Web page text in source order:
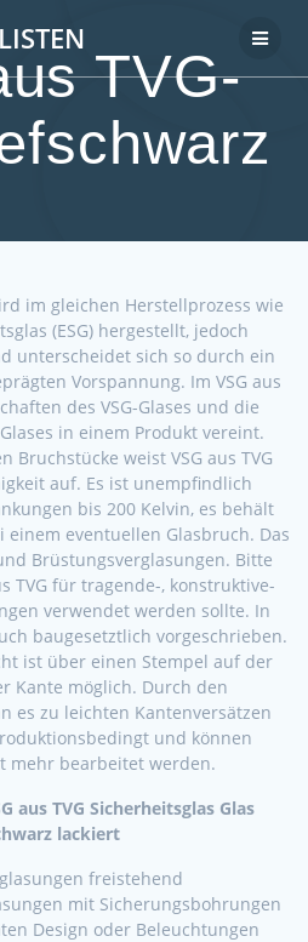
TVG-
im gleichen Herstellprozess wie
(ESG) hergestellt, jedoch
unterscheidet sich so durch ein
Vorspannung. Im VSG aus
des VSG-Glases und die
in einem Produkt vereint.
Bruchstücke weist VSG aus TVG
auf. Es ist unempfindlich
bis 200 Kelvin, es behält
eventuellen Glasbruch. Das
Brüstungsverglasungen. Bitte
TVG für tragende-, konstruktive-
verwendet werden sollte. In
baugesetztlich vorgeschrieben.
ist über einen Stempel auf der
Kante möglich. Durch den
es zu leichten Kantenversätzen
und können
mehr bearbeitet werden.
aus TVG Sicherheitsglas Glas
lackiert
freistehend
mit Sicherungsbohrungen
Design oder Beleuchtungen